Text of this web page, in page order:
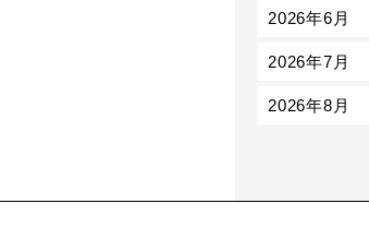
2026年6月
2026年7月
2026年8月